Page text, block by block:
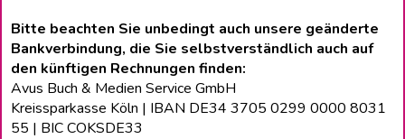
Bitte beachten Sie unbedingt auch unsere geänderte
Bankverbindung, die Sie selbstverständlich auch auf
den künftigen Rechnungen finden:
Avus Buch & Medien Service GmbH
Kreissparkasse Köln | IBAN DE34 3705 0299 0000 8031
55 | BIC COKSDE33